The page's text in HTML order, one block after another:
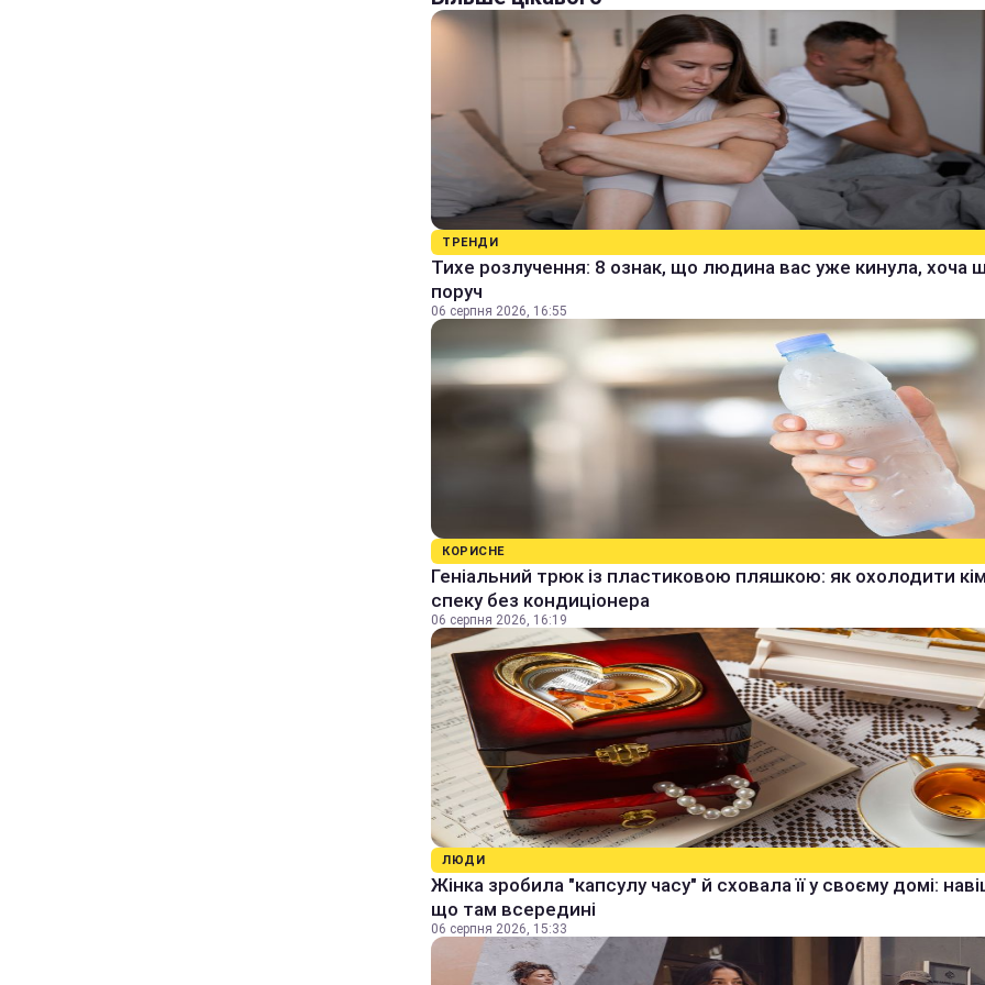
ТРЕНДИ
Тихе розлучення: 8 ознак, що людина вас уже кинула, хоча
поруч
06 серпня 2026, 16:55
КОРИСНЕ
Геніальний трюк із пластиковою пляшкою: як охолодити
спеку без кондиціонера
06 серпня 2026, 16:19
ЛЮДИ
Жінка зробила "капсулу часу" й сховала її у своєму домі:
що там всередині
06 серпня 2026, 15:33